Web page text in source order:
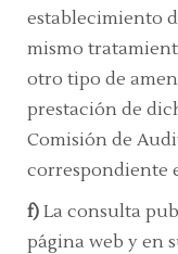
establecimiento
mismo
otro tipo de
prestación de
Comisión de
correspondiente
f) La consulta
página web y en